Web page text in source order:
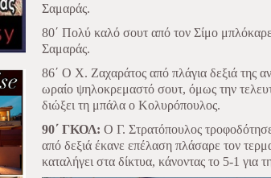
Σαμαράς.
80΄ Πολύ καλό σουτ από τον Σίμο μπλόκαρε
Σαμαράς.
86΄ Ο Χ. Ζαχαράτος από πλάγια δεξιά της
ωραίο ψηλοκρεμαστό σουτ, όμως την
διώξει τη μπάλα ο Κολυρόπουλος.
90΄ ΓΚΟΛ: Ο Γ. Στρατόπουλος
από δεξιά έκανε επέλαση πλάσαρε τον
καταλήγει στα δίκτυα, κάνοντας το 5-1 για